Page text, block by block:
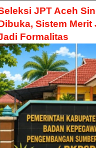
JPT Aceh
Sistem Merit
Formalitas